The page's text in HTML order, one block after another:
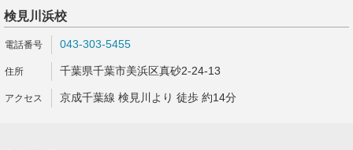
検見川浜校
043-303-5455
千葉県千葉市美浜区真砂2-24-13
京成千葉線 検見川より 徒歩 約14分